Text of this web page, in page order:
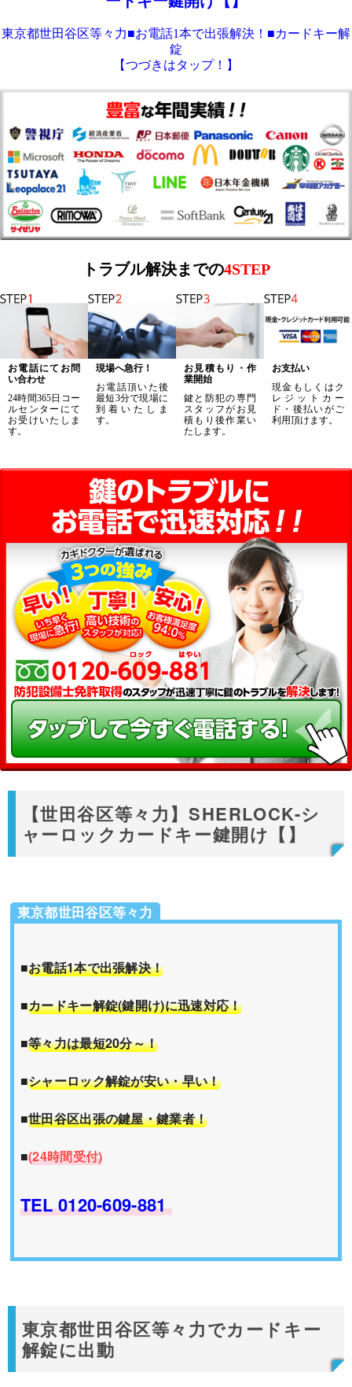
東京都世田谷区等々力■お電話1本で出張解決！■カードキー解
錠
【つづきはタップ！】
トラブル解決までの4STEP
お電話にてお問
い合わせ
24時間365日コー
ルセンターにて
お受けいたしま
す。
現場へ急行！
お電話頂いた後
最短3分で現場に
到着いたしま
す。
お見積もり・作
業開始
鍵と防犯の専門
スタッフがお見
積もり後作業い
たします。
お支払い
現金もしくはク
レジットカー
ド・後払いがご
利用頂けます。
【世田谷区等々力】SHERLOCK-シ
ャーロックカードキー鍵開け【】
東京都世田谷区等々力
■お電話1本で出張解決！
■カードキー解錠(鍵開け)に迅速対応！
■等々力は最短20分～！
■シャーロック解錠が安い・早い！
■世田谷区出張の鍵屋・鍵業者！
■(24時間受付)
TEL 0120-609-881
東京都世田谷区等々力でカードキー
解錠に出動